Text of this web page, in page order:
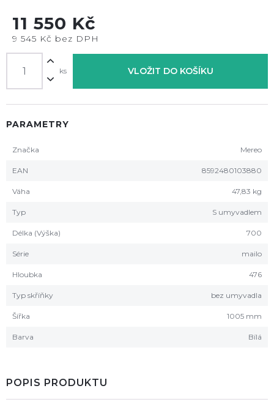
11 550 Kč
9 545 Kč bez DPH
ks VLOŽIT DO KOŠÍKU
PARAMETRY
Značka Mereo
EAN 8592480103880
Váha 47,83 kg
Typ S umyvadlem
Délka (Výška) 700
Série mailo
Hloubka 476
Typ skříňky bez umyvadla
Šířka 1005 mm
Barva Bílá
POPIS PRODUKTU